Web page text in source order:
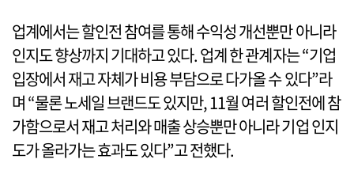
업계에서는 할인전 참여를 통해 수익성 개선뿐만 아니라
인지도 향상까지 기대하고 있다. 업계 한 관계자는 “기업
입장에서 재고 자체가 비용 부담으로 다가올 수 있다”라
며 “물론 노세일 브랜드도 있지만, 11월 여러 할인전에 참
가함으로서 재고 처리와 매출 상승뿐만 아니라 기업 인지
도가 올라가는 효과도 있다”고 전했다.